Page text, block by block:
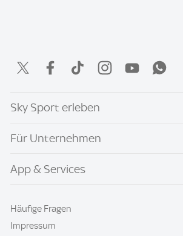
Sky Sport erleben
Für Unternehmen
App & Services
Häufige Fragen
Impressum